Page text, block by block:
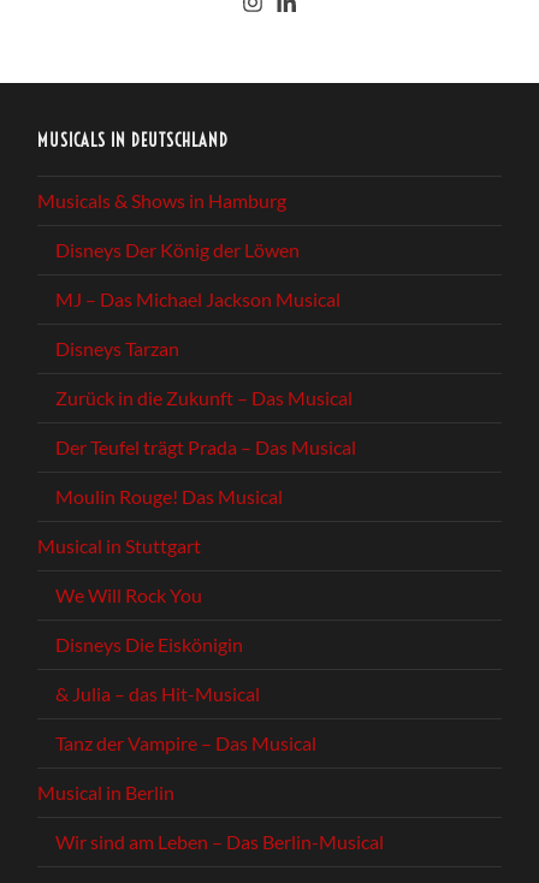
MUSICALS IN DEUTSCHLAND
Musicals & Shows in Hamburg
Disneys Der König der Löwen
MJ – Das Michael Jackson Musical
Disneys Tarzan
Zurück in die Zukunft – Das Musical
Der Teufel trägt Prada – Das Musical
Moulin Rouge! Das Musical
Musical in Stuttgart
We Will Rock You
Disneys Die Eiskönigin
& Julia – das Hit-Musical
Tanz der Vampire – Das Musical
Musical in Berlin
Wir sind am Leben – Das Berlin-Musical